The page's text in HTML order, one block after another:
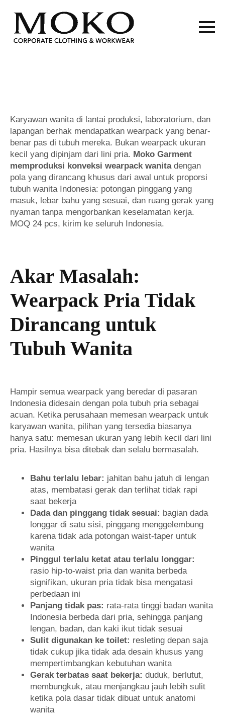
Karyawan wanita di lantai produksi, laboratorium, dan
lapangan berhak mendapatkan wearpack yang benar-
benar pas di tubuh mereka. Bukan wearpack ukuran
kecil yang dipinjam dari lini pria. Moko Garment
memproduksi konveksi wearpack wanitadengan
pola yang dirancang khusus dari awal untuk proporsi
tubuh wanita Indonesia: potongan pinggang yang
masuk, lebar bahu yang sesuai, dan ruang gerak yang
nyaman tanpa mengorbankan keselamatan kerja.
MOQ 24 pcs, kirim ke seluruh Indonesia.
Akar Masalah:
Wearpack Pria Tidak
Dirancang untuk
Tubuh Wanita
Hampir semua wearpack yang beredar di pasaran
Indonesia didesain dengan pola tubuh pria sebagai
acuan. Ketika perusahaan memesan wearpack untuk
karyawan wanita, pilihan yang tersedia biasanya
hanya satu: memesan ukuran yang lebih kecil dari lini
pria. Hasilnya bisa ditebak dan selalu bermasalah.
Bahu terlalu lebar: jahitan bahu jatuh di lengan
atas, membatasi gerak dan terlihat tidak rapi
saat bekerja
Dada dan pinggang tidak sesuai: bagian dada
longgar di satu sisi, pinggang menggelembung
karena tidak ada potongan waist-taper untuk
wanita
Pinggul terlalu ketat atau terlalu longgar:
rasio hip-to-waist pria dan wanita berbeda
signifikan, ukuran pria tidak bisa mengatasi
perbedaan ini
Panjang tidak pas: rata-rata tinggi badan wanita
Indonesia berbeda dari pria, sehingga panjang
lengan, badan, dan kaki ikut tidak sesuai
Sulit digunakan ke toilet: resleting depan saja
tidak cukup jika tidak ada desain khusus yang
mempertimbangkan kebutuhan wanita
Gerak terbatas saat bekerja: duduk, berlutut,
membungkuk, atau menjangkau jauh lebih sulit
ketika pola dasar tidak dibuat untuk anatomi
wanita